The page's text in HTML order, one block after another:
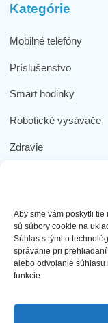
Aby sme vám poskytli
sú súbory cookie na
Súhlas s týmito
správanie pri
alebo odvolanie súhlasu
funkcie.
Kategórie
Mobilné telefóny
Príslušenstvo
Smart hodinky
Robotické vysávače
Zdravie
Dôležité
Obchodné podmienky
Ochrana osobných
Doprava a platba